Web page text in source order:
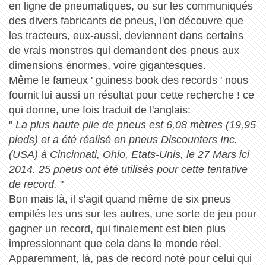
en ligne de pneumatiques, ou sur les communiqués
des divers fabricants de pneus, l'on découvre que
les tracteurs, eux-aussi, deviennent dans certains
de vrais monstres qui demandent des pneus aux
dimensions énormes, voire gigantesques.
Même le fameux ' guiness book des records ' nous
fournit lui aussi un résultat pour cette recherche ! ce
qui donne, une fois traduit de l'anglais:
" La plus haute pile de pneus est 6,08 mètres (19,95
pieds) et a été réalisé en pneus Discounters Inc.
(USA) à Cincinnati, Ohio, Etats-Unis, le 27 Mars ici
2014. 25 pneus ont été utilisés pour cette tentative
de record. "
Bon mais là, il s'agit quand même de six pneus
empilés les uns sur les autres, une sorte de jeu pour
gagner un record, qui finalement est bien plus
impressionnant que cela dans le monde réel.
Apparemment, là, pas de record noté pour celui qui